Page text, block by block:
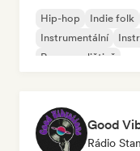
Hip-hop Indie folk
Instrumentální
Rap v angličtině
Good
Rádio